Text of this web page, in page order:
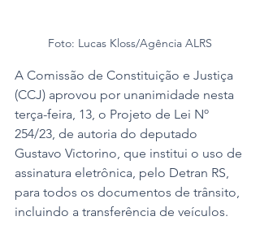
Foto: Lucas Kloss/Agência ALRS
A Comissão de Constituição e Justiça
(CCJ) aprovou por unanimidade nesta
terça-feira, 13, o Projeto de Lei Nº
254/23, de autoria do deputado
Gustavo Victorino, que institui o uso de
assinatura eletrônica, pelo Detran RS,
para todos os documentos de trânsito,
incluindo a transferência de veículos.